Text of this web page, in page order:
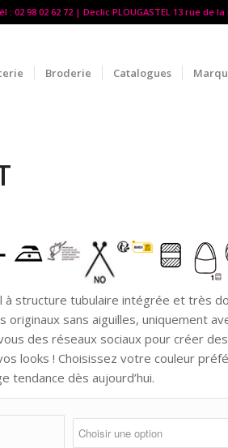
: 02 98 02 62 72 | Declic PLOUGASTEL 13 rue de
Broderie Catalogues
à structure tubulaire intégrée et très
sans aiguilles, uniquement
des réseaux sociaux pour créer
looks ! Choisissez votre couleur
tendance dès aujourd’hui.